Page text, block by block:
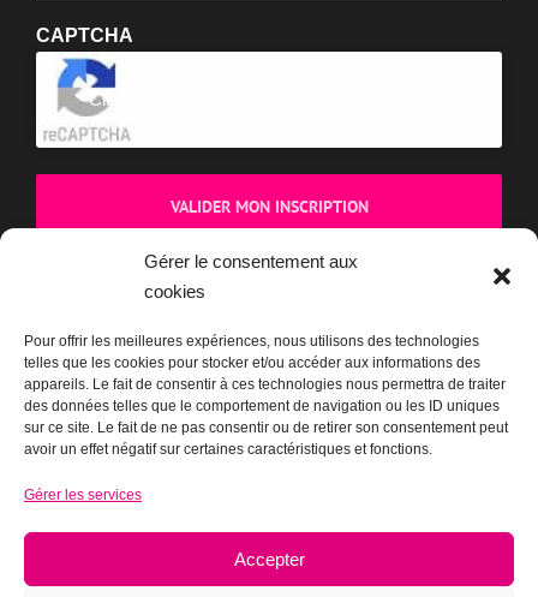
Gérer le consentement aux
cookies
Pour offrir les meilleures expériences, nous utilisons des technologies
telles que les cookies pour stocker et/ou accéder aux informations des
appareils. Le fait de consentir à ces technologies nous permettra de traiter
des données telles que le comportement de navigation ou les ID uniques
sur ce site. Le fait de ne pas consentir ou de retirer son consentement peut
avoir un effet négatif sur certaines caractéristiques et fonctions.
Gérer les services
Accepter
CAPTCHA
Cliquez pour accepter la validation reCaptcha.
BOUTIQUE